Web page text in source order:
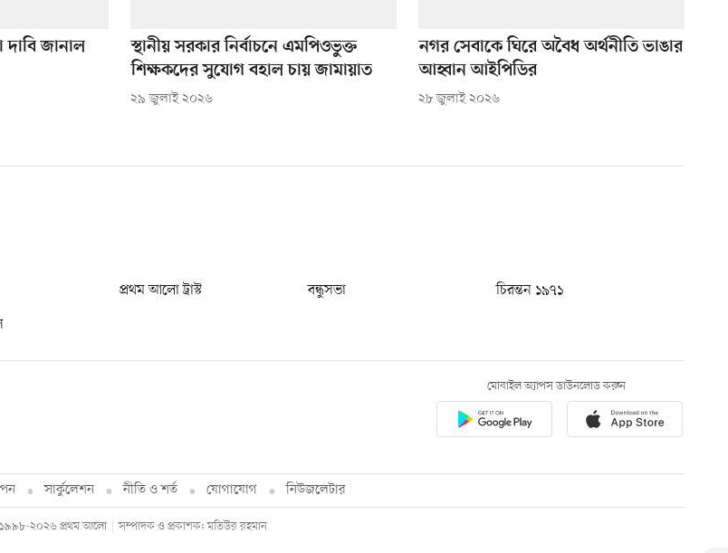
দাবি জানাল
স্থানীয় সরকার নির্বাচনে এমপিওভুক্ত
শিক্ষকদের সুযোগ বহাল চায় জামায়াত
২৯ জুলাই ২০২৬
নগর সেবাকে ঘিরে অবৈধ অর্থনীতি ভাঙার
আহ্বান আইপিডির
২৮ জুলাই ২০২৬
প্রথম আলো ট্রাস্ট বন্ধুসভা
চিরন্তন ১৯৭১
মোবাইল অ্যাপস ডাউনলোড করুন
সার্কুলেশন নীতি ও শর্ত যোগাযোগ নিউজলেটার
১৯৯৮-২০২৬ প্রথম আলো সম্পাদক ও প্রকাশক: মতিউর রহমান